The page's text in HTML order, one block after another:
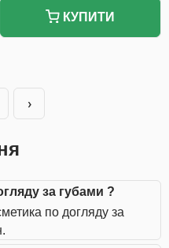
КУПИТИ
›
за губами ?
по догляду за